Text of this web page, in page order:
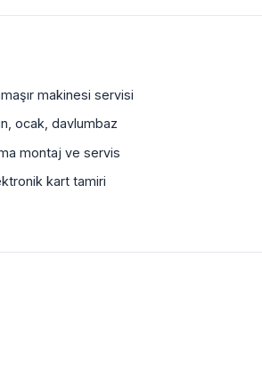
makinesi servisi
ocak, davlumbaz
montaj ve servis
kart tamiri